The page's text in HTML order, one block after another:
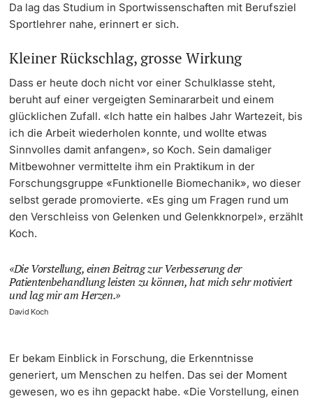
Da lag das Studium in Sportwissenschaften mit Berufsziel
Sportlehrer nahe, erinnert er sich.
Kleiner Rückschlag, grosse Wirkung
Dass er heute doch nicht vor einer Schulklasse steht,
beruht auf einer vergeigten Seminararbeit und einem
glücklichen Zufall. «Ich hatte ein halbes Jahr Wartezeit, bis
ich die Arbeit wiederholen konnte, und wollte etwas
Sinnvolles damit anfangen», so Koch. Sein damaliger
Mitbewohner vermittelte ihm ein Praktikum in der
Forschungsgruppe «Funktionelle Biomechanik», wo dieser
selbst gerade promovierte. «Es ging um Fragen rund um
den Verschleiss von Gelenken und Gelenkknorpel», erzählt
Koch.
Die Vorstellung, einen Beitrag zur Verbesserung der
Patientenbehandlung leisten zu können, hat mich sehr motiviert
und lag mir am Herzen.
David Koch
Er bekam Einblick in Forschung, die Erkenntnisse
generiert, um Menschen zu helfen. Das sei der Moment
gewesen, wo es ihn gepackt habe. «Die Vorstellung, einen